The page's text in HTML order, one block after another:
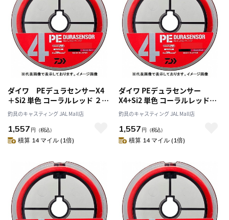
ダイワ PEデュラセンサーX4
＋Si2 単色 コーラルレッド ２号
－２００m
釣具のキャスティング JAL Mall店
1,557 円 （税込）
積算 14 マイル (1倍)
ダイワ PEデュラセンサー
X4+Si2 単色 コーラルレッド
2.5号-200m
釣具のキャスティング JAL Mall店
1,557 円 （税込）
積算 14 マイル (1倍)